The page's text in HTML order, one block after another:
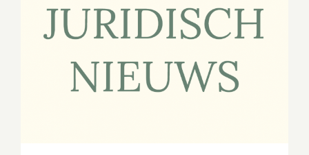
gemeenschap